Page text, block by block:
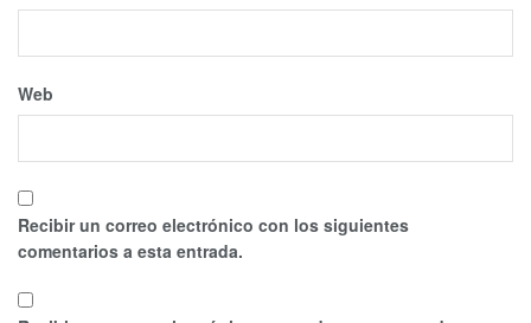
Web
Recibir un correo electrónico con los siguientes
comentarios a esta entrada.